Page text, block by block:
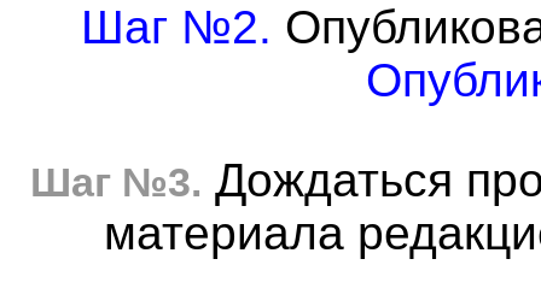
Шаг №2.
Шаг №3. Дождаться
материала